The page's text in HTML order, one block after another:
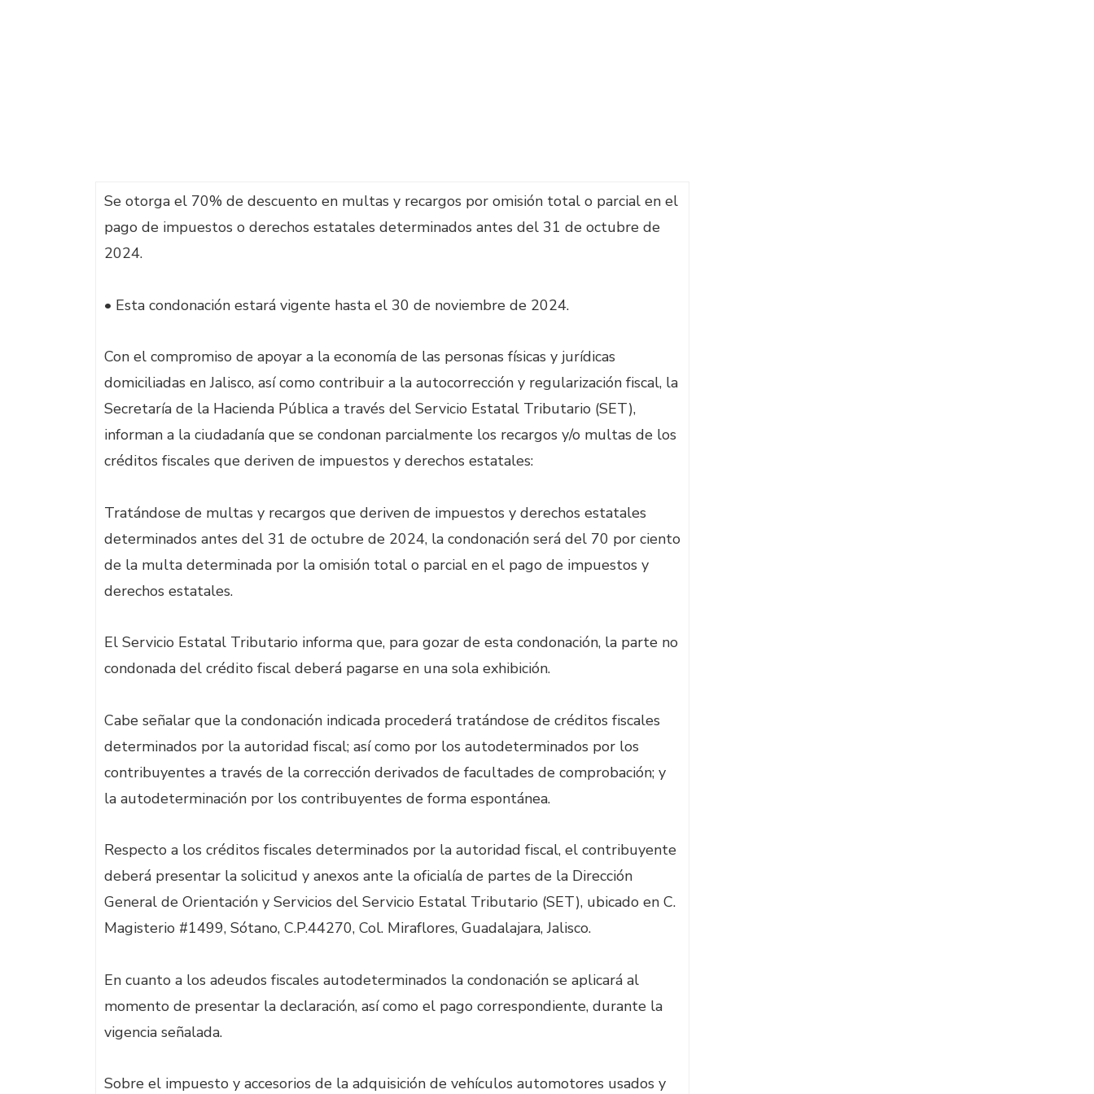
Se otorga el 70% de descuento en multas y recargos por omisión total o parcial en el
pago de impuestos o derechos estatales determinados antes del 31 de octubre de
2024.
• Esta condonación estará vigente hasta el 30 de noviembre de 2024.
Con el compromiso de apoyar a la economía de las personas físicas y jurídicas
domiciliadas en Jalisco, así como contribuir a la autocorrección y regularización fiscal, la
Secretaría de la Hacienda Pública a través del Servicio Estatal Tributario (SET),
informan a la ciudadanía que se condonan parcialmente los recargos y/o multas de los
créditos fiscales que deriven de impuestos y derechos estatales:
Tratándose de multas y recargos que deriven de impuestos y derechos estatales
determinados antes del 31 de octubre de 2024, la condonación será del 70 por ciento
de la multa determinada por la omisión total o parcial en el pago de impuestos y
derechos estatales.
El Servicio Estatal Tributario informa que, para gozar de esta condonación, la parte no
condonada del crédito fiscal deberá pagarse en una sola exhibición.
Cabe señalar que la condonación indicada procederá tratándose de créditos fiscales
determinados por la autoridad fiscal; así como por los autodeterminados por los
contribuyentes a través de la corrección derivados de facultades de comprobación; y
la autodeterminación por los contribuyentes de forma espontánea.
Respecto a los créditos fiscales determinados por la autoridad fiscal, el contribuyente
deberá presentar la solicitud y anexos ante la oficialía de partes de la Dirección
General de Orientación y Servicios del Servicio Estatal Tributario (SET), ubicado en C.
Magisterio #1499, Sótano, C.P.44270, Col. Miraflores, Guadalajara, Jalisco.
En cuanto a los adeudos fiscales autodeterminados la condonación se aplicará al
momento de presentar la declaración, así como el pago correspondiente, durante la
vigencia señalada.
Sobre el impuesto y accesorios de la adquisición de vehículos automotores usados y